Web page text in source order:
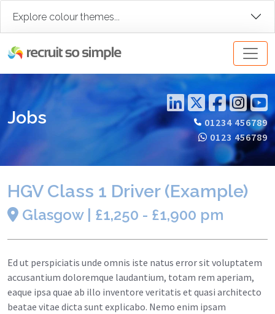
Explore colour themes...
Jobs
01234 456789
0123 456789
HGV Class 1 Driver (Example)
Glasgow | £1,250 - £1,900 pm
Ed ut perspiciatis unde omnis iste natus error sit voluptatem
accusantium doloremque laudantium, totam rem aperiam,
eaque ipsa quae ab illo inventore veritatis et quasi architecto
beatae vitae dicta sunt explicabo. Nemo enim ipsam